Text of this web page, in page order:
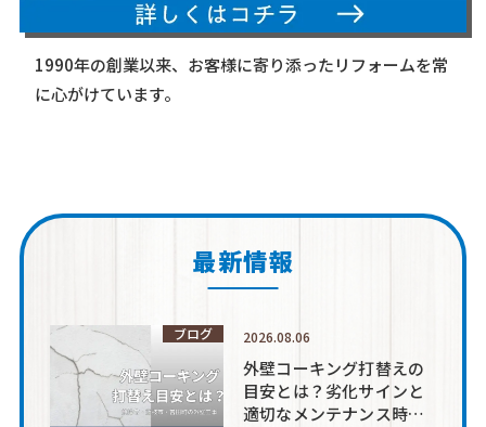
1990年の創業以来、お客様に寄り添ったリフォームを常
に心がけています。
最新情報
ブログ 2026.08.06
外壁コーキング打替えの
目安とは？劣化サインと
適切なメンテナンス時期